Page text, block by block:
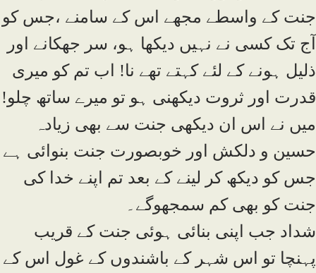
جنت کے واسطے مجھے اس کے سامنے ،جس کو
آج تک کسی نے نہیں دیکھا ہو، سر جھکانے اور
ذلیل ہونے کے لئے کہتے تھے نا! اب تم کو میری
قدرت اور ثروت دیکھنی ہو تو میرے ساتھ چلو!
میں نے اس ان دیکھی جنت سے بھی زیادہ
حسین و دلکش اور خوبصورت جنت بنوائی ہے
جس کو دیکھ کر لینے کے بعد تم اپنے خدا کی
جنت کو بھی کم سمجھوگے۔
شداد جب اپنی بنائی ہوئی جنت کے قریب
پہنچا تو اس شہر کے باشندوں کے غول اس کے